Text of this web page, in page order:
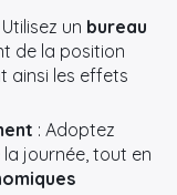
Utilisez un bureau
de la position
ainsi les effets
: Adoptez
journée, tout en